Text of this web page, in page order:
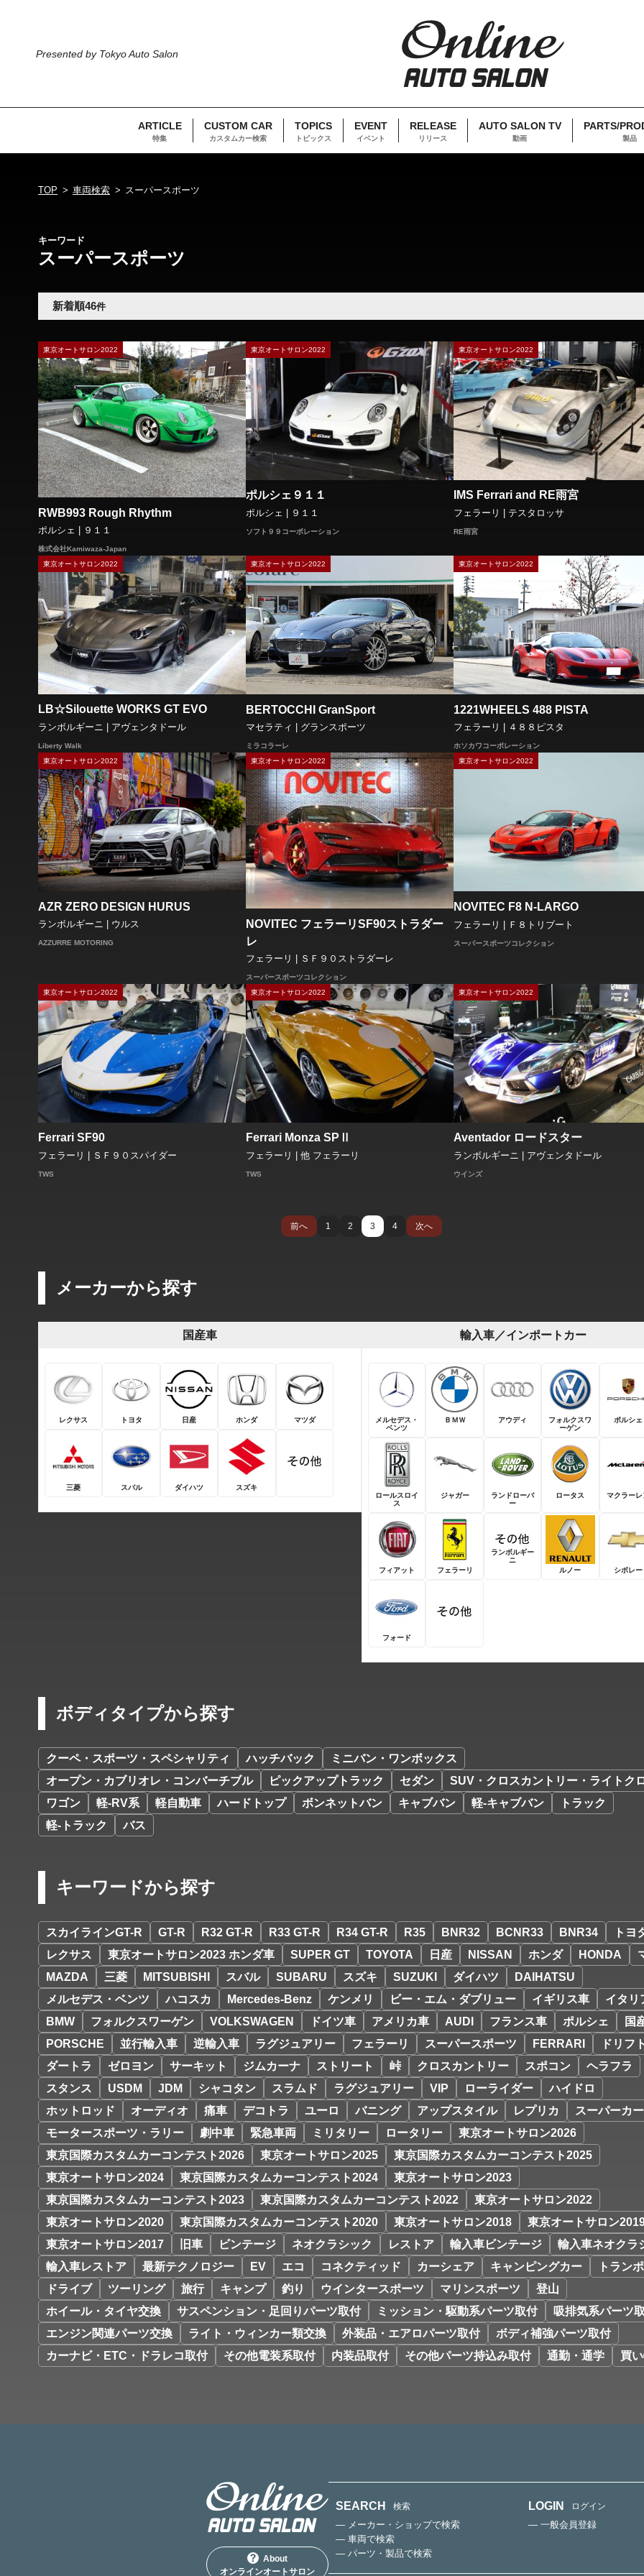
Presented by Tokyo Auto Salon
ARTICLE
特集
CUSTOM CAR
カスタムカー検索
TOPICS
トピックス
EVENT
イベント
RELEASE
リリース
AUTO SALON TV
動画
PARTS/
製品
TOP 車両検索 スーパースポーツ
キーワード
スーパースポーツ
新着順46件
東京オートサロン2022
RWB993 Rough Rhythm
ポルシェ | ９１１
株式会社Kamiwaza-Japan
東京オートサロン2022
ポルシェ９１１
ポルシェ | ９１１
ソフト９９コーポレーション
東京オートサロン2022
IMS Ferrari and RE雨宮
フェラーリ | テスタロッサ
RE雨宮
東京オートサロン2022
LB☆Silouette WORKS GT EVO
ランボルギーニ | アヴェンタドール
Liberty Walk
東京オートサロン2022
BERTOCCHI GranSport
マセラティ | グランスポーツ
ミラコラーレ
東京オートサロン2022
1221WHEELS 488 PISTA
フェラーリ | ４８８ピスタ
ホソカワコーポレーション
東京オートサロン2022
AZR ZERO DESIGN HURUS
ランボルギーニ | ウルス
AZZURRE MOTORING
東京オートサロン2022
NOVITEC フェラーリSF90ストラダー
レ
フェラーリ | ＳＦ９０ストラダーレ
スーパースポーツコレクション
東京オートサロン2022
NOVITEC F8 N-LARGO
フェラーリ | Ｆ８トリブート
スーパースポーツコレクション
東京オートサロン2022
Ferrari SF90
フェラーリ | ＳＦ９０スパイダー
TWS
東京オートサロン2022
Ferrari Monza SPⅡ
フェラーリ | 他 フェラーリ
TWS
東京オートサロン2022
Aventador ロードスター
ランボルギーニ | アヴェンタドール
ウインズ
前へ 1 2 3 4 次へ
メーカーから探す
国産車
レクサス トヨタ 日産 ホンダ マツダ
三菱 スバル ダイハツ スズキ
輸入車／インポートカー
メルセデス・
ベンツ
ＢＭＷ アウディ
フォルクスワ
ーゲン
ポルシェ
ロールスロイ
ス
ジャガー
ランドローバ
ー
ロータス マクラーレ
フィアット フェラーリ
ランボルギー
ニ
ルノー
シボレー
フォード
ボディタイプから探す
クーペ・スポーツ・スペシャリティ ハッチバック
ミニバン・ワンボックス
オープン・カブリオレ・コンバーチブル
ピックアップトラック セダン
SUV・クロスカントリー・ライトク
ワゴン
軽-RV系 軽自動車 ハードトップ ボンネットバン キャブバン 軽-キャブバン
トラック
軽-トラック
バス
キーワードから探す
スカイラインGT-R GT-R R32 GT-R R33 GT-R R34 GT-R R35 BNR32 BCNR33 BNR34
トヨ
レクサス
東京オートサロン2023 ホンダ車 SUPER GT TOYOTA 日産 NISSAN ホンダ HONDA
MAZDA
三菱 MITSUBISHI スバル SUBARU スズキ SUZUKI ダイハツ
DAIHATSU
メルセデス・ベンツ
ハコスカ Mercedes-Benz ケンメリ ビー・エム・ダブリュー イギリス車
イタリ
BMW
フォルクスワーゲン VOLKSWAGEN ドイツ車 アメリカ車 AUDI フランス車 ポルシェ
国
PORSCHE
並行輸入車 逆輸入車 ラグジュアリー フェラーリ スーパースポーツ FERRARI
ドリフ
ダートラ
ゼロヨン サーキット ジムカーナ ストリート 峠 クロスカントリー スポコン
ヘラフラ
スタンス
USDM JDM シャコタン スラムド ラグジュアリー VIP ローライダー
ハイドロ
ホットロッド
オーディオ 痛車 デコトラ ユーロ バニング アップスタイル レプリカ
スーパーカー
モータースポーツ・ラリー
劇中車 緊急車両 ミリタリー ロータリー
東京オートサロン2026
東京国際カスタムカーコンテスト2026
東京オートサロン2025
東京国際カスタムカーコンテスト2025
東京オートサロン2024
東京国際カスタムカーコンテスト2024
東京オートサロン2023
東京国際カスタムカーコンテスト2023
東京国際カスタムカーコンテスト2022
東京オートサロン2022
東京オートサロン2020
東京国際カスタムカーコンテスト2020 東京オートサロン2018
東京オートサロン
東京オートサロン2017
旧車 ビンテージ ネオクラシック レストア 輸入車ビンテージ
輸入車ネオクラ
輸入車レストア
最新テクノロジー EV エコ コネクティッド カーシェア キャンピングカー
トランポ
ドライブ
ツーリング 旅行 キャンプ 釣り ウインタースポーツ マリンスポーツ
登山
ホイール・タイヤ交換
サスペンション・足回りパーツ取付 ミッション・駆動系パーツ取付
吸排気系パーツ
エンジン関連パーツ交換
ライト・ウィンカー類交換 外装品・エアロパーツ取付
ボディ補強パーツ取付
カーナビ・ETC・ドラレコ取付
その他電装系取付 内装品取付 その他パーツ持込み取付 通勤・通学 買
About
オンラインオートサロン
SEARCH 検索
— メーカー・ショップで検索
— 車両で検索
— パーツ・製品で検索
LOGIN ログイン
— 一般会員登録